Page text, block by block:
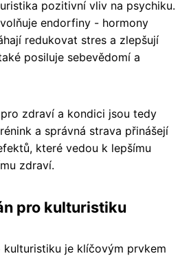
pozitivní vliv na psychiku.
endorfiny - hormony
redukovat stres a zlepšují
posiluje sebevědomí a
zdraví a kondici jsou tedy
a správná strava přinášejí
které vedou k lepšímu
zdraví.
pro kulturistiku
kulturistiku je klíčovým prvkem